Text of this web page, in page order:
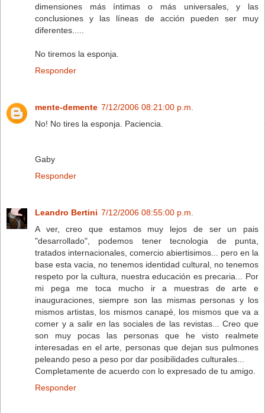
dimensiones más íntimas o más universales, y las
conclusiones y las líneas de acción pueden ser muy
diferentes.....
No tiremos la esponja.
Responder
mente-demente 7/12/2006 08:21:00 p.m.
No! No tires la esponja. Paciencia.
Gaby
Responder
Leandro Bertini 7/12/2006 08:55:00 p.m.
A ver, creo que estamos muy lejos de ser un pais
"desarrollado", podemos tener tecnologia de punta,
tratados internacionales, comercio abiertisimos... pero en la
base esta vacia, no tenemos identidad cultural, no tenemos
respeto por la cultura, nuestra educación es precaria... Por
mi pega me toca mucho ir a muestras de arte e
inauguraciones, siempre son las mismas personas y los
mismos artistas, los mismos canapé, los mismos que va a
comer y a salir en las sociales de las revistas... Creo que
son muy pocas las personas que he visto realmete
interesadas en el arte, personas que dejan sus pulmones
peleando peso a peso por dar posibilidades culturales...
Completamente de acuerdo con lo expresado de tu amigo.
Responder